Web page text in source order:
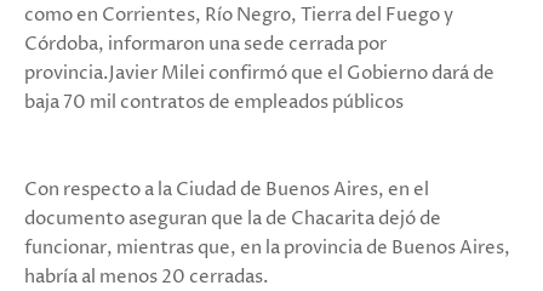
como en Corrientes, Río Negro, Tierra del Fuego y
Córdoba, informaron una sede cerrada por
provincia.Javier Milei confirmó que el Gobierno dará de
baja 70 mil contratos de empleados públicos
Con respecto a la Ciudad de Buenos Aires, en el
documento aseguran que la de Chacarita dejó de
funcionar, mientras que, en la provincia de Buenos Aires,
habría al menos 20 cerradas.